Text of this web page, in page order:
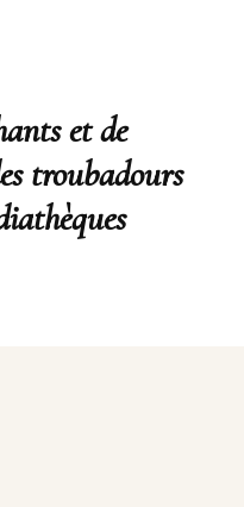
et de
troubadours